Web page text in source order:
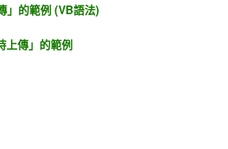
」的範例 (VB語法)
上傳」的範例